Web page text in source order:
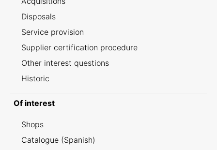
Disposals
Service provision
Supplier certification procedure
Other interest questions
Historic
Of interest
Shops
Catalogue (Spanish)